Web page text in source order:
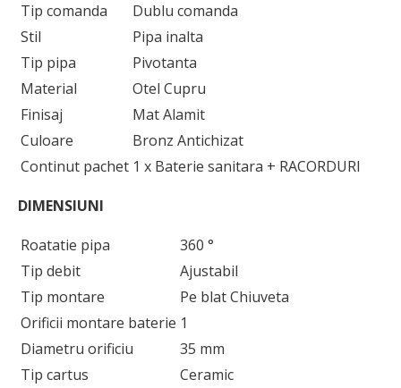
Tip comanda
Dublu comanda
Stil
Pipa inalta
Tip pipa
Pivotanta
Material
Otel Cupru
Finisaj
Mat Alamit
Culoare
Bronz Antichizat
Continut pachet 1 x Baterie sanitara + RACORDURI
DIMENSIUNI
Roatatie pipa
360 °
Tip debit
Ajustabil
Tip montare
Pe blat Chiuveta
Orificii montare baterie 1
Diametru orificiu
35 mm
Tip cartus
Ceramic